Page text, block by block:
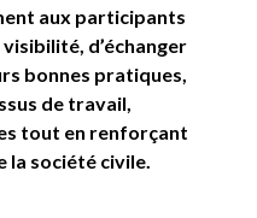
aux participants
d’échanger
bonnes pratiques,
de travail,
tout en renforçant
la société civile.